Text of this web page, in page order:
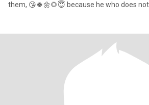
them, 😘🍀🌼🌻😇 because he who does